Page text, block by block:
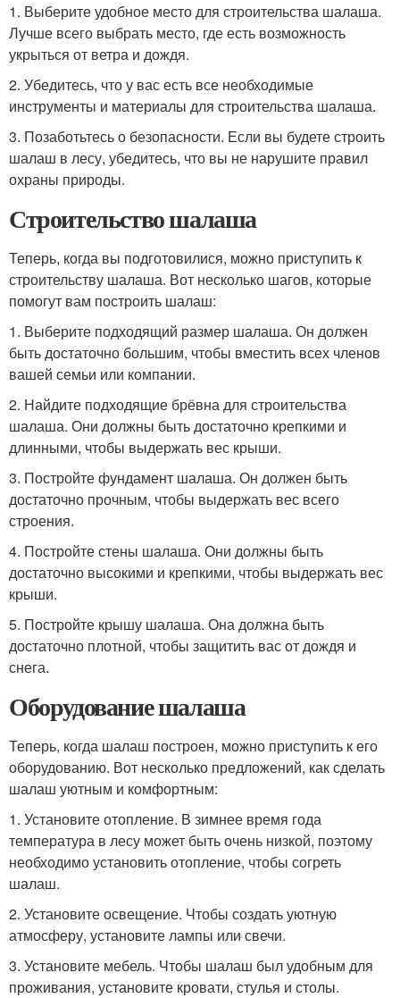
1. Выберите удобное место для строительства шалаша.
Лучше всего выбрать место, где есть возможность
укрыться от ветра и дождя.
2. Убедитесь, что у вас есть все необходимые
инструменты и материалы для строительства шалаша.
3. Позаботьтесь о безопасности. Если вы будете строить
шалаш в лесу, убедитесь, что вы не нарушите правил
охраны природы.
Строительство шалаша
Теперь, когда вы подготовилися, можно приступить к
строительству шалаша. Вот несколько шагов, которые
помогут вам построить шалаш:
1. Выберите подходящий размер шалаша. Он должен
быть достаточно большим, чтобы вместить всех членов
вашей семьи или компании.
2. Найдите подходящие брёвна для строительства
шалаша. Они должны быть достаточно крепкими и
длинными, чтобы выдержать вес крыши.
3. Постройте фундамент шалаша. Он должен быть
достаточно прочным, чтобы выдержать вес всего
строения.
4. Постройте стены шалаша. Они должны быть
достаточно высокими и крепкими, чтобы выдержать вес
крыши.
5. Постройте крышу шалаша. Она должна быть
достаточно плотной, чтобы защитить вас от дождя и
снега.
Оборудование шалаша
Теперь, когда шалаш построен, можно приступить к его
оборудованию. Вот несколько предложений, как сделать
шалаш уютным и комфортным:
1. Установите отопление. В зимнее время года
температура в лесу может быть очень низкой, поэтому
необходимо установить отопление, чтобы согреть
шалаш.
2. Установите освещение. Чтобы создать уютную
атмосферу, установите лампы или свечи.
3. Установите мебель. Чтобы шалаш был удобным для
проживания, установите кровати, стулья и столы.